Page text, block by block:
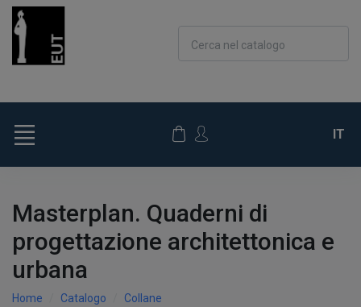
Cerca nel catalogo
IT
Masterplan. Quaderni di
progettazione architettonica e
urbana
Home Catalogo
Collane